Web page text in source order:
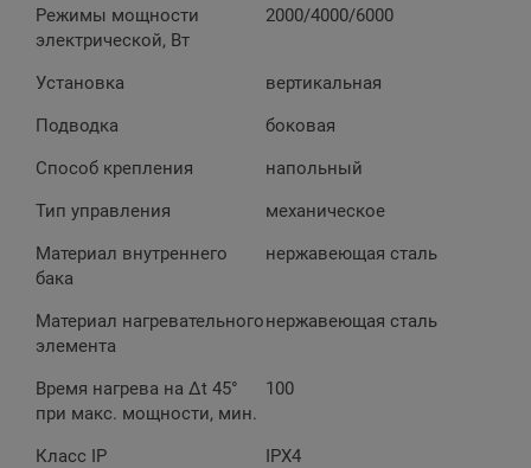
Режимы мощности
электрической, Вт
2000/4000/6000
Установка
вертикальная
Подводка
боковая
Способ крепления
напольный
Тип управления
механическое
Материал внутреннего
бака
нержавеющая сталь
Материал нагревательного
элемента
нержавеющая сталь
Время нагрева на ∆t 45°
при макс. мощности, мин.
100
Класс IP IPX4